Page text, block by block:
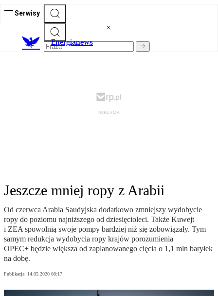
Serwisy
Energianews
Jeszcze mniej ropy z Arabii
Od czerwca Arabia Saudyjska dodatkowo zmniejszy wydobycie
ropy do poziomu najniższego od dziesięcioleci. Także Kuwejt
i ZEA spowolnią swoje pompy bardziej niż się zobowiązały. Tym
samym redukcja wydobycia ropy krajów porozumienia
OPEC+ będzie większa od zaplanowanego cięcia o 1,1 mln baryłek
na dobę.
Publikacja: 14.05.2020 08:17